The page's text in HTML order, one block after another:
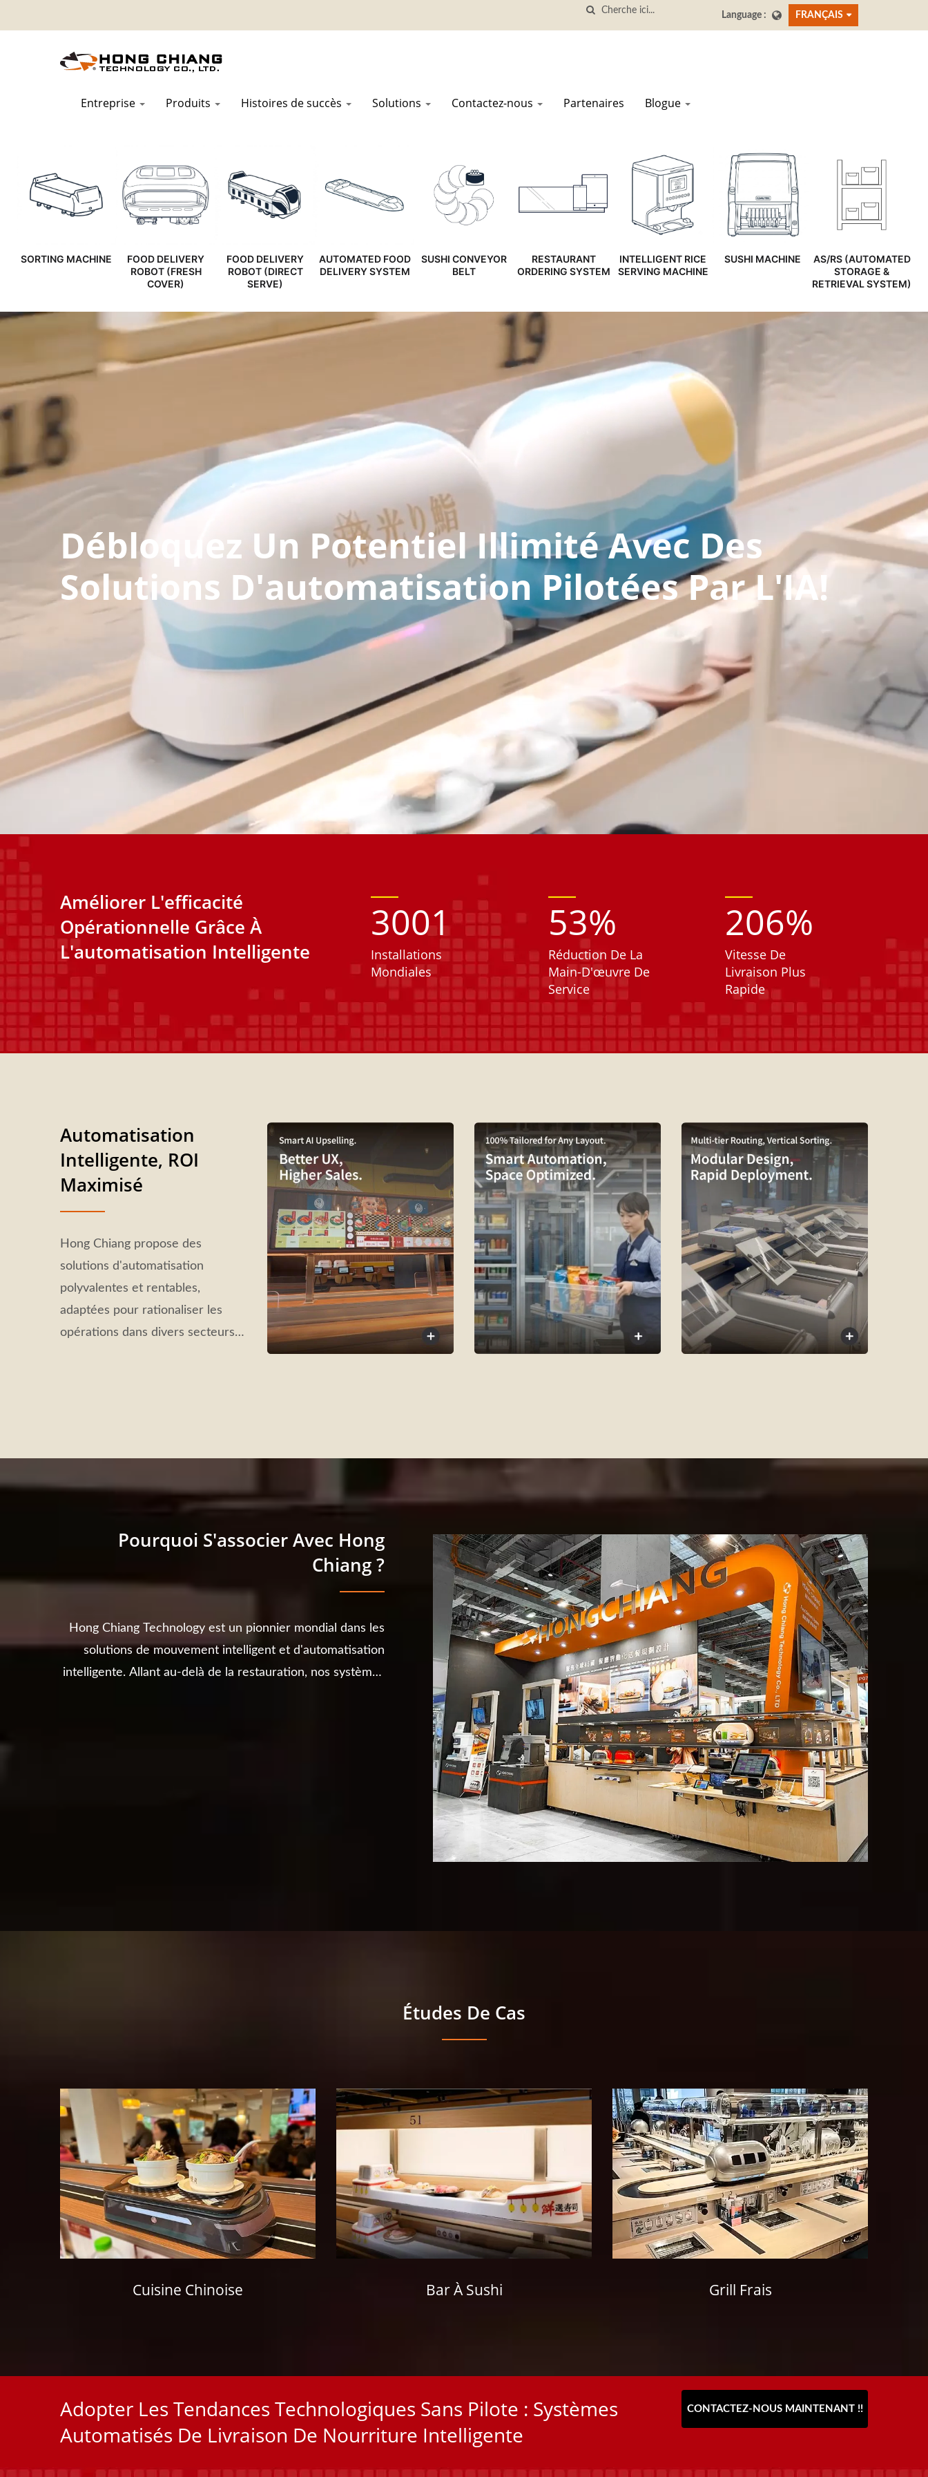
FRANÇAIS
Entreprise Produits Histoires de succès Solutions Contactez-nous Partenaires Blogue
SORTING MACHINE
FOOD DELIVERY
ROBOT (FRESH
COVER)
FOOD DELIVERY
ROBOT (DIRECT
SERVE)
AUTOMATED FOOD
DELIVERY SYSTEM
SUSHI CONVEYOR
BELT
RESTAURANT
ORDERING SYSTEM
INTELLIGENT RICE
SERVING MACHINE
SUSHI MACHINE
AS/RS (AUTOMATED
STORAGE &
RETRIEVAL SYSTEM)
Débloquez Un Potentiel Illimité Avec Des
Solutions D'automatisation Pilotées Par L'IA!
Améliorer L'efficacité
Opérationnelle Grâce À
L'automatisation Intelligente
3001
Installations
Mondiales
53%
Réduction De La
Main-D'œuvre De
Service
206%
Vitesse De
Livraison Plus
Rapide
Automatisation
Intelligente, ROI
Maximisé
Hong Chiang propose des
solutions d'automatisation
polyvalentes et rentables,
adaptées pour rationaliser les
opérations dans divers secteurs.
Pourquoi S'associer Avec Hong
Chiang ?
Hong Chiang Technology est un pionnier mondial dans les
solutions de mouvement intelligent et d'automatisation
intelligente. Allant au-delà de la restauration, nos systèmes
Études De Cas
Cuisine Chinoise Bar À Sushi Grill Frais
Adopter Les Tendances Technologiques Sans Pilote : Systèmes
Automatisés De Livraison De Nourriture Intelligente
CONTACTEZ-NOUS MAINTENANT !!